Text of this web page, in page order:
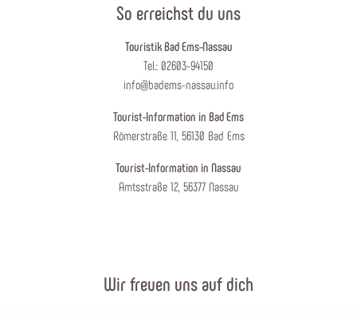
So erreichst du uns
Touristik Bad Ems-Nassau
Tel.: 02603-94150
info@badems-nassau.info
Tourist-Information in Bad Ems
Römerstraße 11, 56130 Bad Ems
Tourist-Information in Nassau
Amtsstraße 12, 56377 Nassau
Wir freuen uns auf dich